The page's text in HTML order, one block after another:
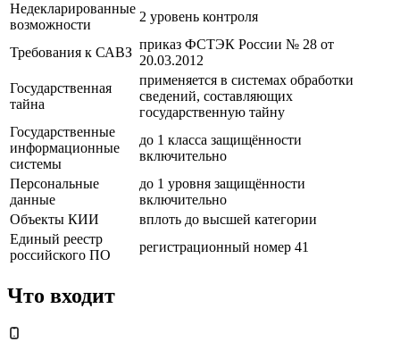
Недекларированные
возможности
2 уровень контроля
Требования к САВЗ
приказ ФСТЭК России № 28 от
20.03.2012
Государственная
тайна
применяется в системах обработки
сведений, составляющих
государственную тайну
Государственные
информационные
системы
до 1 класса защищённости
включительно
Персональные
данные
до 1 уровня защищённости
включительно
Объекты КИИ
вплоть до высшей категории
Единый реестр
российского ПО
регистрационный номер 41
Что входит